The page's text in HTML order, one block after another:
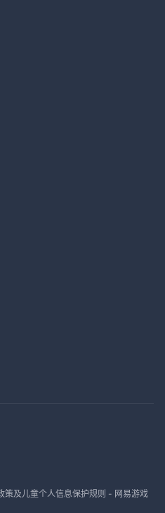
策及儿童个人信息保护规则 - 网易游戏